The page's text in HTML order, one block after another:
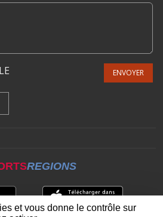
ENVOYER
REGIONS
et vous donne le contrôle sur